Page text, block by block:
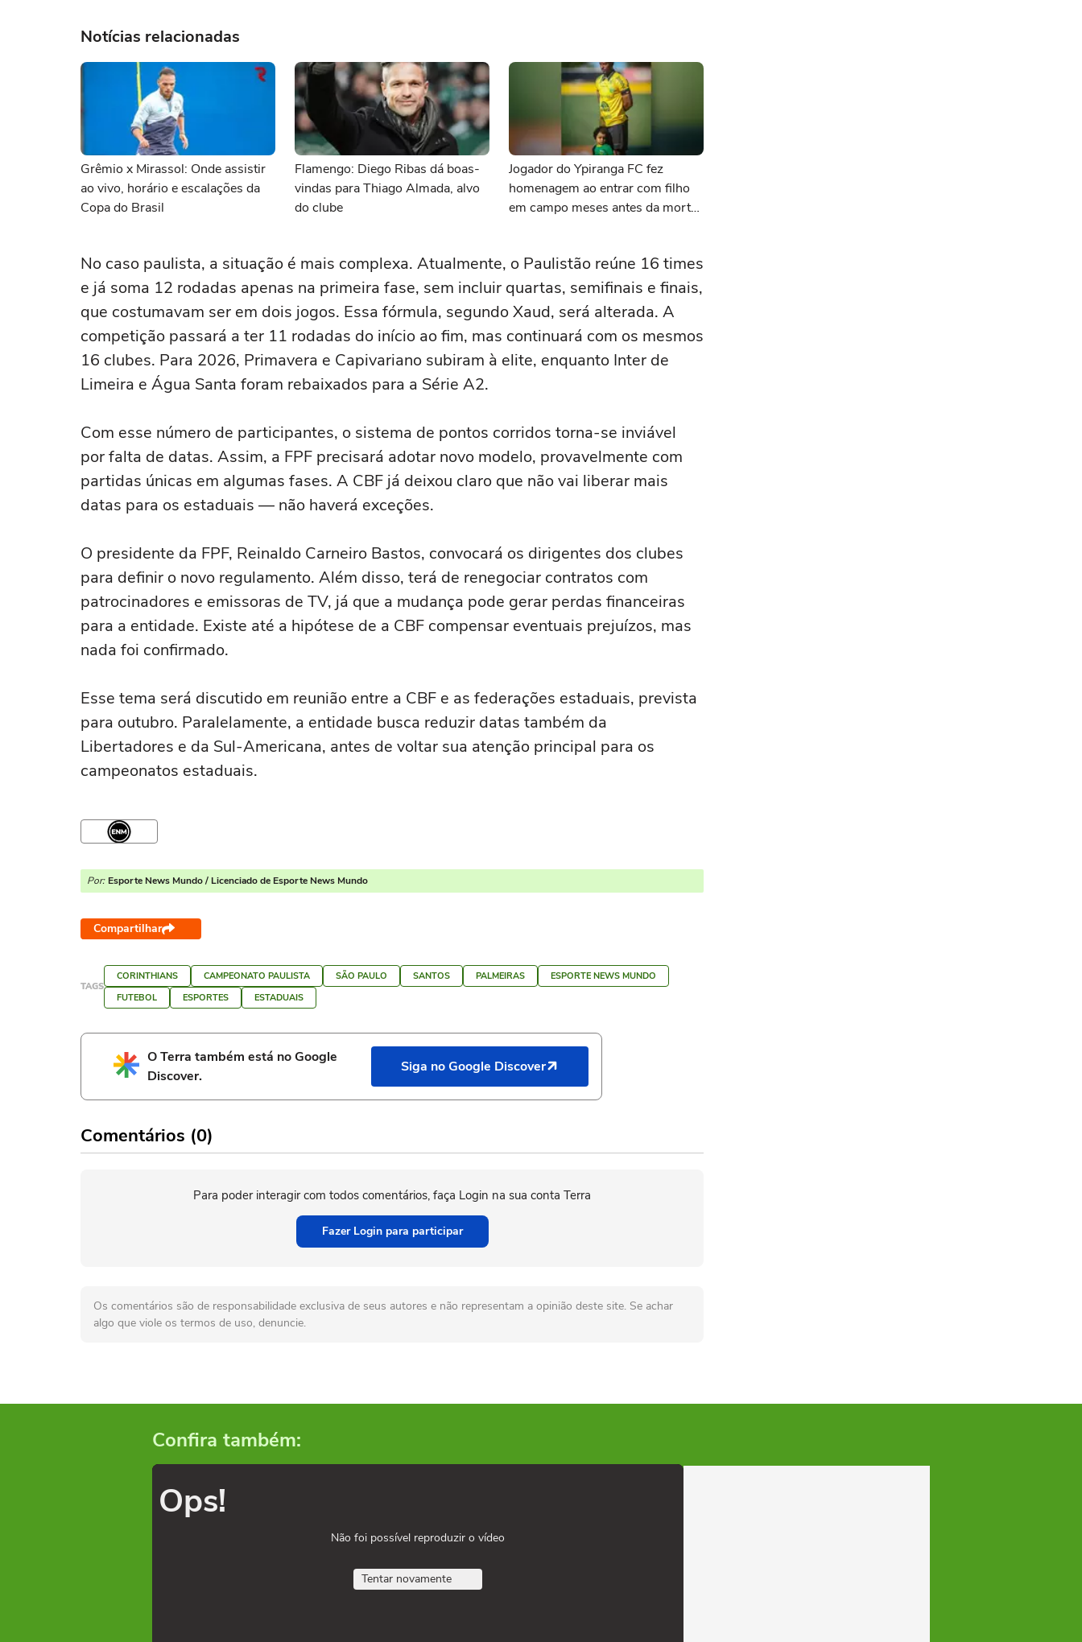
Notícias relacionadas
Grêmio x Mirassol: Onde assistir
ao vivo, horário e escalações da
Copa do Brasil
Flamengo: Diego Ribas dá boas-
vindas para Thiago Almada, alvo
do clube
Jogador do Ypiranga FC fez
homenagem ao entrar com filho
em campo meses antes da morte
No caso paulista, a situação é mais complexa. Atualmente, o Paulistão reúne 16 times
e já soma 12 rodadas apenas na primeira fase, sem incluir quartas, semifinais e finais,
que costumavam ser em dois jogos. Essa fórmula, segundo Xaud, será alterada. A
competição passará a ter 11 rodadas do início ao fim, mas continuará com os mesmos
16 clubes. Para 2026, Primavera e Capivariano subiram à elite, enquanto Inter de
Limeira e Água Santa foram rebaixados para a Série A2.
Com esse número de participantes, o sistema de pontos corridos torna-se inviável
por falta de datas. Assim, a FPF precisará adotar novo modelo, provavelmente com
partidas únicas em algumas fases. A CBF já deixou claro que não vai liberar mais
datas para os estaduais — não haverá exceções.
O presidente da FPF, Reinaldo Carneiro Bastos, convocará os dirigentes dos clubes
para definir o novo regulamento. Além disso, terá de renegociar contratos com
patrocinadores e emissoras de TV, já que a mudança pode gerar perdas financeiras
para a entidade. Existe até a hipótese de a CBF compensar eventuais prejuízos, mas
nada foi confirmado.
Esse tema será discutido em reunião entre a CBF e as federações estaduais, prevista
para outubro. Paralelamente, a entidade busca reduzir datas também da
Libertadores e da Sul-Americana, antes de voltar sua atenção principal para os
campeonatos estaduais.
Por: Esporte News Mundo / Licenciado de Esporte News Mundo
Compartilhar
TAGS
CORINTHIANS CAMPEONATO PAULISTA SÃO PAULO SANTOS PALMEIRAS
ESPORTE NEWS MUNDO
FUTEBOL
ESPORTES ESTADUAIS
O Terra também está no Google
Discover.
Siga no Google Discover
Comentários (0)
Para poder interagir com todos comentários, faça Login na sua conta Terra
Fazer Login para participar
Os comentários são de responsabilidade exclusiva de seus autores e não representam a opinião deste site. Se achar
algo que viole os termos de uso, denuncie.
Confira também:
Ops!
Não foi possível reproduzir o vídeo
Tentar novamente